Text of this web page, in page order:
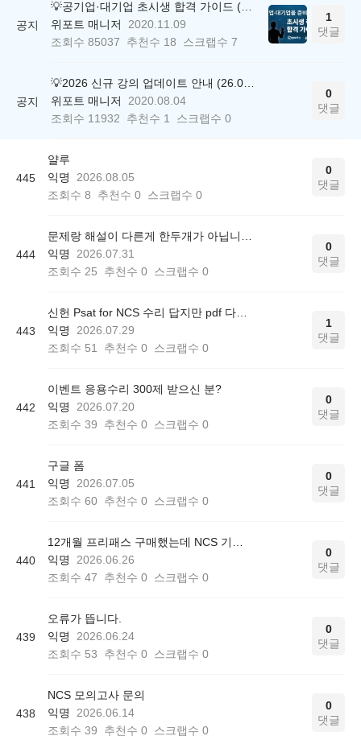
공지
위포트 매니저
2020.11.09
조회수 85037 추천수 18 스크랩수 7
1
댓글
공지
위포트 매니저
2020.08.04
조회수 11932 추천수 1 스크랩수 0
0
댓글
445
얄루
익명
2026.08.05
조회수 8 추천수 0 스크랩수 0
0
댓글
444
익명
2026.07.31
조회수 25 추천수 0 스크랩수 0
0
댓글
443
익명
2026.07.29
조회수 51 추천수 0 스크랩수 0
1
댓글
442
이벤트 응용수리 300제 받으신 분?
익명
2026.07.20
조회수 39 추천수 0 스크랩수 0
0
댓글
441
구글 폼
익명
2026.07.05
조회수 60 추천수 0 스크랩수 0
0
댓글
440
익명
2026.06.26
조회수 47 추천수 0 스크랩수 0
0
댓글
439
오류가 뜹니다.
익명
2026.06.24
조회수 53 추천수 0 스크랩수 0
0
댓글
438
NCS 모의고사 문의
익명
2026.06.14
조회수 39 추천수 0 스크랩수 0
0
댓글